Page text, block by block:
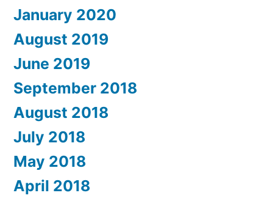
January 2020
August 2019
June 2019
September 2018
August 2018
July 2018
May 2018
April 2018